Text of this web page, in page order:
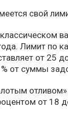
свой
Лимит по
от 25
от суммы
от 18